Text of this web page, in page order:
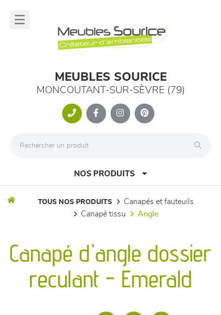
MEUBLES SOURICE
MONCOUTANT-SUR-SÈVRE (79)
NOS PRODUITS
séjours
meubles de complément
TOUS NOS PRODUITS
canapés et fauteuils
canapé tissu
angle
Canapé d'angle dossier
reculant - Emerald